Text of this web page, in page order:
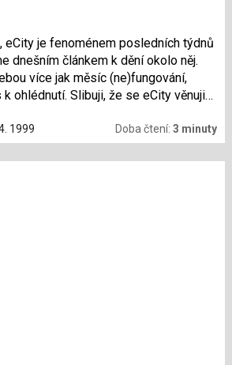
eCity je fenoménem posledních týdnů
dnešním článkem k dění okolo něj.
více jak měsíc (ne)fungování,
ohlédnutí. Slibuji, že se eCity věnuji
1999 Doba čtení:3 minuty